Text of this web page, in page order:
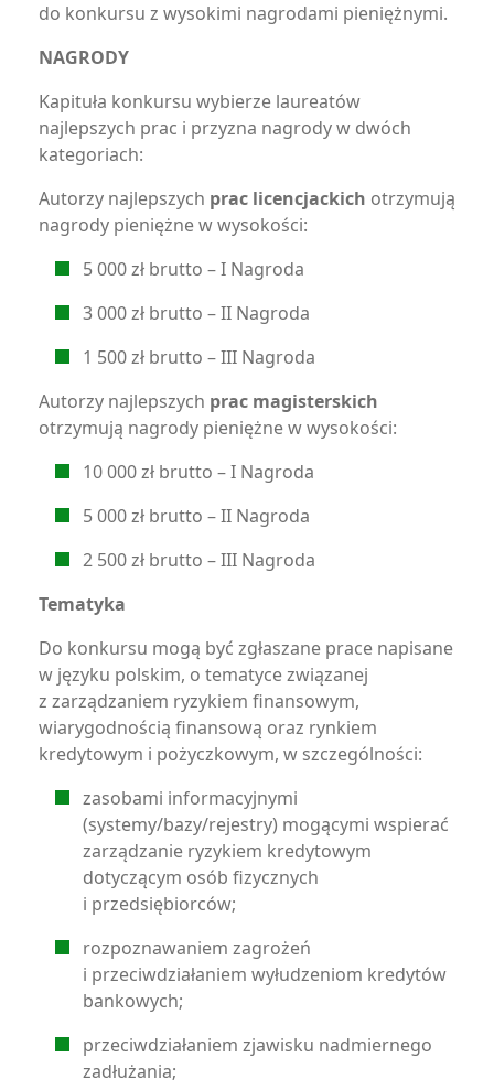
do konkursu z wysokimi nagrodami pieniężnymi.
NAGRODY
Kapituła konkursu wybierze laureatów
najlepszych prac i przyzna nagrody w dwóch
kategoriach:
Autorzy najlepszych prac licencjackich otrzymują
nagrody pieniężne w wysokości:
5 000 zł brutto – I Nagroda
3 000 zł brutto – II Nagroda
1 500 zł brutto – III Nagroda
Autorzy najlepszych prac magisterskich
otrzymują nagrody pieniężne w wysokości:
10 000 zł brutto – I Nagroda
5 000 zł brutto – II Nagroda
2 500 zł brutto – III Nagroda
Tematyka
Do konkursu mogą być zgłaszane prace napisane
w języku polskim, o tematyce związanej
z zarządzaniem ryzykiem finansowym,
wiarygodnością finansową oraz rynkiem
kredytowym i pożyczkowym, w szczególności:
zasobami informacyjnymi
(systemy/bazy/rejestry) mogącymi wspierać
zarządzanie ryzykiem kredytowym
dotyczącym osób fizycznych
i przedsiębiorców;
rozpoznawaniem zagrożeń
i przeciwdziałaniem wyłudzeniom kredytów
bankowych;
przeciwdziałaniem zjawisku nadmiernego
zadłużania;